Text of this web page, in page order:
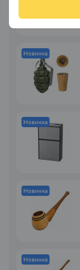
Новинка
Новинка
Новинка
Новинка